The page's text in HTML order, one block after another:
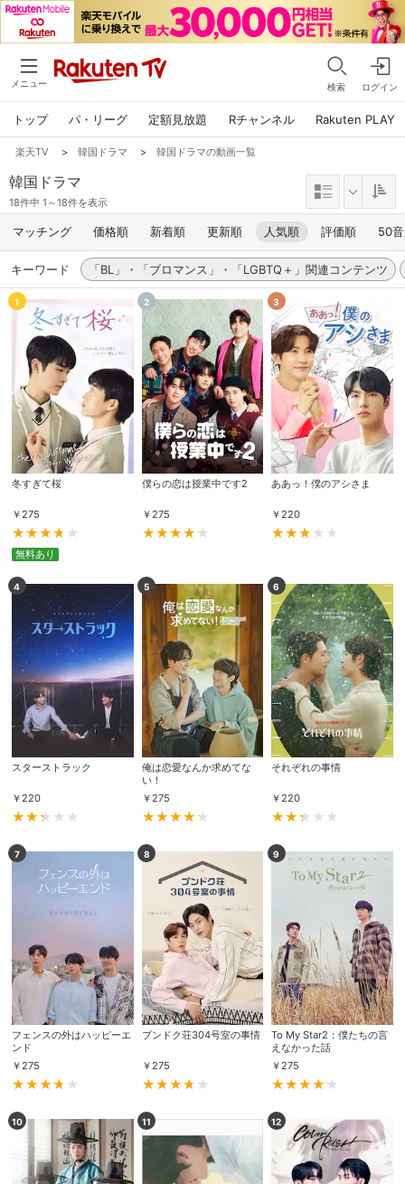
メニュー 検索 ログイン
トップ パ・リーグ 定額見放題 Rチャンネル Rakuten PLAY
楽天TV > 韓国ドラマ > 韓国ドラマの動画一覧
韓国ドラマ
18件中 1～18件を表示
マッチング 価格順 新着順 更新順 人気順 評価順 50
キーワード 「BL」・「ブロマンス」・「LGBTQ＋」関連コンテンツ
1
冬すぎて桜
￥ 275
無料あり
2
僕らの恋は授業中です2
￥ 275
3
ああっ！僕のアシさま
￥ 220
4
スターストラック
￥ 220
5
俺は恋愛なんか求めてな
い！
￥ 275
6
それぞれの事情
￥ 220
7
フェンスの外はハッピーエ
ンド
￥275
8
プンドク荘304号室の事情
￥275
9
To My Star2：僕たちの言
えなかった話
￥275
10 11 12